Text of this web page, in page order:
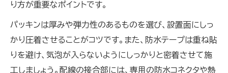
り方が重要なポイントです。
パッキンは厚みや弾力性のあるものを選び、設置面にしっ
かり圧着させることがコツです。また、防水テープは重ね貼
りを避け、気泡が入らないようにしっかりと密着させて施
工しましょう。配線の接合部には、専用の防水コネクタや熱